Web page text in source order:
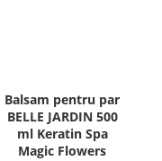
Balsam pentru par
BELLE JARDIN 500
ml Keratin Spa
Magic Flowers